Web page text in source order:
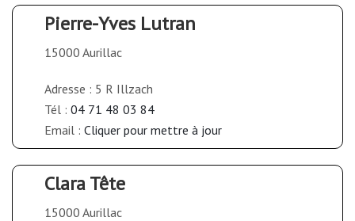
Pierre-Yves Lutran
15000 Aurillac
Adresse : 5 R Illzach
Tél : 04 71 48 03 84
Email : Cliquer pour mettre à jour
Clara Tête
15000 Aurillac